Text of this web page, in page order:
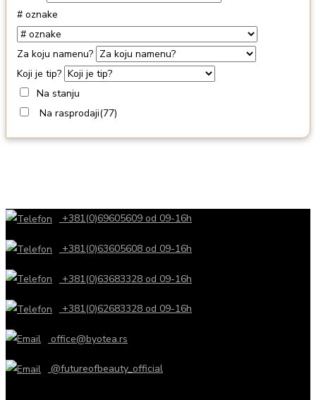
# oznake
Za koju namenu?
Koji je tip?
Na stanju
Na rasprodaji(77)
+381(0)69605609 od 09-16h
+381(0)63605608 od 09-16h
+381(0)63683328 od 09-16h
+381(0)62683328 od 09-16h
office@byotea.rs
@futureofbeauty_official